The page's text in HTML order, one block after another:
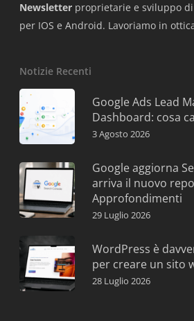
Newsletter proprietarie e sviluppo di
per IOS e Android. Lavoriamo in
Notizie Recenti
Google Ads Lead
Dashboard: cosa
3 Agosto 2026
Google aggiorna
arriva il nuovo
Approfondimenti
29 Luglio 2026
WordPress è
per creare un sito
28 Luglio 2026